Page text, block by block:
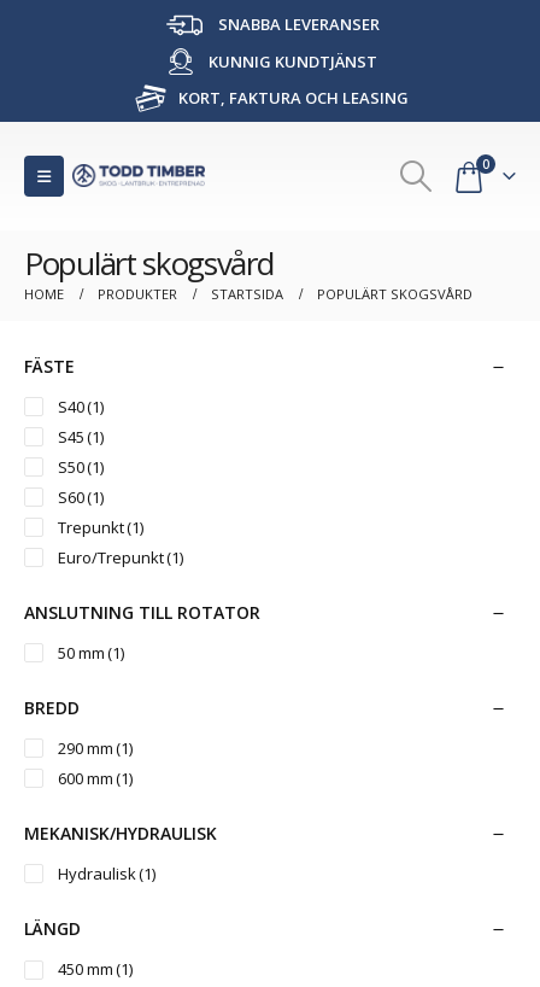
SNABBA LEVERANSER
KUNNIG KUNDTJÄNST
KORT, FAKTURA OCH LEASING
0
Populärt skogsvård
HOME PRODUKTER STARTSIDA POPULÄRT SKOGSVÅRD
FÄSTE
S40(1)
S45(1)
S50(1)
S60(1)
Trepunkt(1)
Euro/Trepunkt(1)
ANSLUTNING TILL ROTATOR
50 mm(1)
BREDD
290 mm(1)
600 mm(1)
MEKANISK/HYDRAULISK
Hydraulisk(1)
LÄNGD
450 mm(1)